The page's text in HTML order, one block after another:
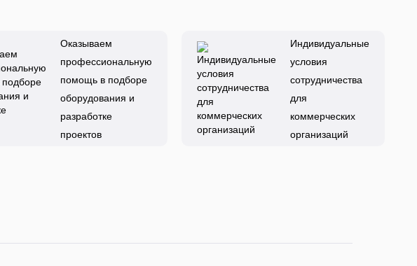
Оказываем
профессиональную
помощь в подборе
оборудования и
разработке
проектов
Индивидуальные
условия
сотрудничества
для
коммерческих
организаций